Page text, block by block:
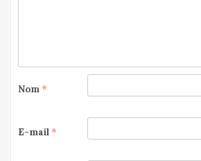
Nom *
E-mail *